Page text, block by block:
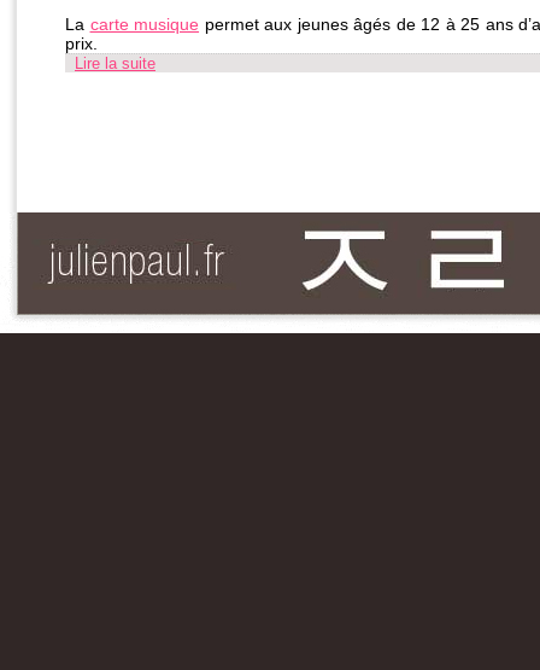
La carte musique permet aux jeunes âgés de 12 à 25 ans
prix.
Lire la suite